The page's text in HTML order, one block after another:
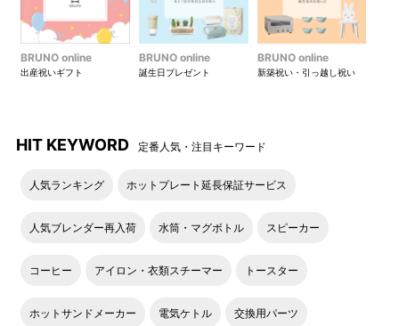
BRUNO online
出産祝いギフト
BRUNO online
誕生日プレゼント
BRUNO online
新築祝い・引っ越し祝い
HIT KEYWORD 定番人気・注目キーワード
人気ランキング ホットプレート延長保証サービス
人気ブレンダー再入荷 水筒・マグボトル スピーカー
コーヒー アイロン・衣類スチーマー トースター
ホットサンドメーカー 電気ケトル 交換用パーツ